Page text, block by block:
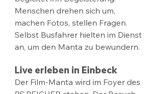
Menschen drehen sich um,
machen Fotos, stellen Fragen.
Selbst Busfahrer hielten im Dienst
an, um den Manta zu bewundern.
Live erleben in Einbeck
Der Film-Manta wird im Foyer des